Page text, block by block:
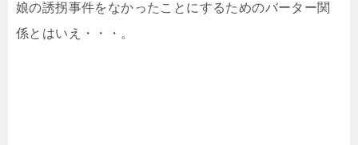
娘の誘拐事件をなかったことにするためのバーター関
係とはいえ・・・。